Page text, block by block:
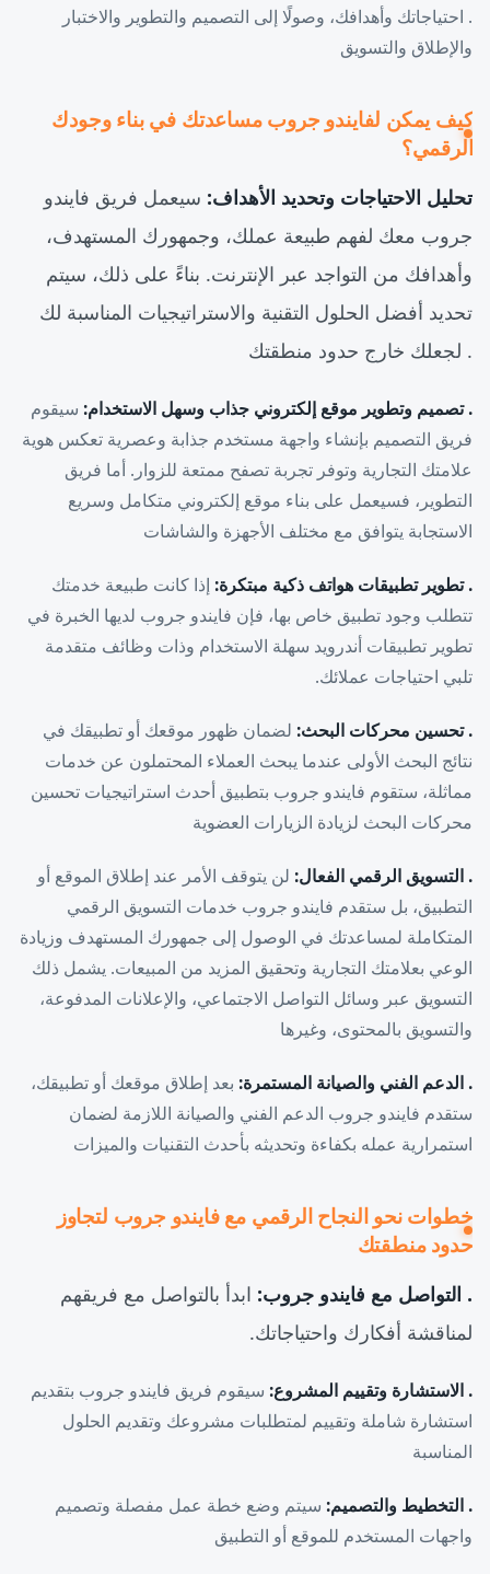
. احتياجاتك وأهدافك، وصولًا إلى التصميم والتطوير والاختبار
والإطلاق والتسويق
كيف يمكن لفايندو جروب مساعدتك في بناء وجودك
الرقمي؟
تحليل الاحتياجات وتحديد الأهداف: سيعمل فريق فايندو
جروب معك لفهم طبيعة عملك، وجمهورك المستهدف،
وأهدافك من التواجد عبر الإنترنت. بناءً على ذلك، سيتم
تحديد أفضل الحلول التقنية والاستراتيجيات المناسبة لك
. لجعلك خارج حدود منطقتك
. تصميم وتطوير موقع إلكتروني جذاب وسهل الاستخدام: سيقوم
فريق التصميم بإنشاء واجهة مستخدم جذابة وعصرية تعكس هوية
علامتك التجارية وتوفر تجربة تصفح ممتعة للزوار. أما فريق
التطوير، فسيعمل على بناء موقع إلكتروني متكامل وسريع
الاستجابة يتوافق مع مختلف الأجهزة والشاشات
. تطوير تطبيقات هواتف ذكية مبتكرة: إذا كانت طبيعة خدمتك
تتطلب وجود تطبيق خاص بها، فإن فايندو جروب لديها الخبرة في
تطوير تطبيقات أندرويد سهلة الاستخدام وذات وظائف متقدمة
تلبي احتياجات عملائك.
. تحسين محركات البحث: لضمان ظهور موقعك أو تطبيقك في
نتائج البحث الأولى عندما يبحث العملاء المحتملون عن خدمات
مماثلة، ستقوم فايندو جروب بتطبيق أحدث استراتيجيات تحسين
محركات البحث لزيادة الزيارات العضوية
. التسويق الرقمي الفعال: لن يتوقف الأمر عند إطلاق الموقع أو
التطبيق، بل ستقدم فايندو جروب خدمات التسويق الرقمي
المتكاملة لمساعدتك في الوصول إلى جمهورك المستهدف وزيادة
الوعي بعلامتك التجارية وتحقيق المزيد من المبيعات. يشمل ذلك
التسويق عبر وسائل التواصل الاجتماعي، والإعلانات المدفوعة،
والتسويق بالمحتوى، وغيرها
. الدعم الفني والصيانة المستمرة: بعد إطلاق موقعك أو تطبيقك،
ستقدم فايندو جروب الدعم الفني والصيانة اللازمة لضمان
استمرارية عمله بكفاءة وتحديثه بأحدث التقنيات والميزات
خطوات نحو النجاح الرقمي مع فايندو جروب لتجاوز
حدود منطقتك
. التواصل مع فايندو جروب: ابدأ بالتواصل مع فريقهم
لمناقشة أفكارك واحتياجاتك.
. الاستشارة وتقييم المشروع: سيقوم فريق فايندو جروب بتقديم
استشارة شاملة وتقييم لمتطلبات مشروعك وتقديم الحلول
المناسبة
. التخطيط والتصميم: سيتم وضع خطة عمل مفصلة وتصميم
واجهات المستخدم للموقع أو التطبيق